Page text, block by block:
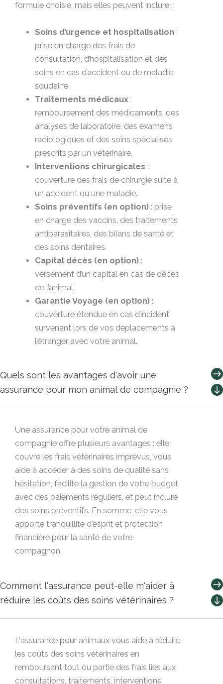
formule choisie, mais elles peuvent inclure :
Soins d’urgence et hospitalisation :
prise en charge des frais de
consultation, d’hospitalisation et des
soins en cas d’accident ou de maladie
soudaine.
Traitements médicaux :
remboursement des médicaments, des
analyses de laboratoire, des examens
radiologiques et des soins spécialisés
prescrits par un vétérinaire.
Interventions chirurgicales :
couverture des frais de chirurgie suite à
un accident ou une maladie.
Soins préventifs (en option) : prise
en charge des vaccins, des traitements
antiparasitaires, des bilans de santé et
des soins dentaires.
Capital décès (en option) :
versement d’un capital en cas de décès
de l’animal.
Garantie Voyage (en option) :
couverture étendue en cas d’incident
survenant lors de vos déplacements à
l’étranger avec votre animal.
Quels sont les avantages d'avoir une
assurance pour mon animal de compagnie ?
Une assurance pour votre animal de
compagnie offre plusieurs avantages : elle
couvre les frais vétérinaires imprévus, vous
aide à accéder à des soins de qualité sans
hésitation, facilite la gestion de votre budget
avec des paiements réguliers, et peut inclure
des soins préventifs. En somme, elle vous
apporte tranquillité d'esprit et protection
financière pour la santé de votre
compagnon.
Comment l'assurance peut-elle m'aider à
réduire les coûts des soins vétérinaires ?
L'assurance pour animaux vous aide à réduire
les coûts des soins vétérinaires en
remboursant tout ou partie des frais liés aux
consultations, traitements, interventions